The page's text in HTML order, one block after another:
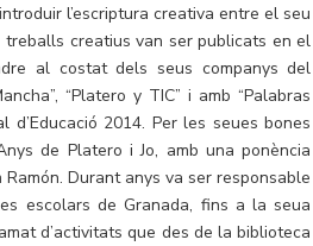
l’escriptura creativa entre el seu
creatius van ser publicats en el
al costat dels seus companys del
“Platero y TIC” i amb “Palabras
2014. Per les seues bones
de Platero i Jo, amb una ponència
Ramón. Durant anys va ser responsable
escolars de Granada, fins a la seua
d’activitats que des de la biblioteca